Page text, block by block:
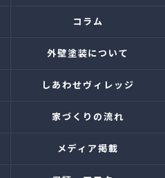
コラム
外壁塗装について
しあわせヴィレッジ
家づくりの流れ
メディア掲載